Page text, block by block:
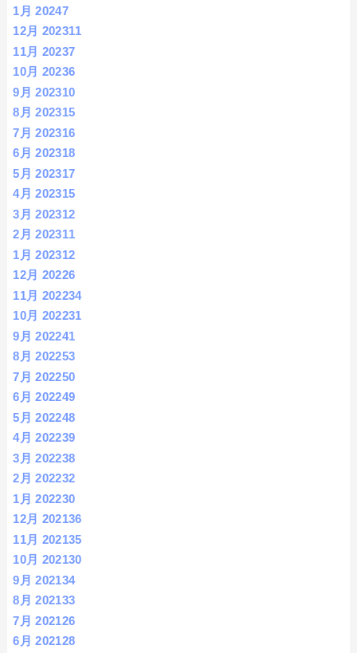
1月 20247
12月 202311
11月 20237
10月 20236
9月 202310
8月 202315
7月 202316
6月 202318
5月 202317
4月 202315
3月 202312
2月 202311
1月 202312
12月 20226
11月 202234
10月 202231
9月 202241
8月 202253
7月 202250
6月 202249
5月 202248
4月 202239
3月 202238
2月 202232
1月 202230
12月 202136
11月 202135
10月 202130
9月 202134
8月 202133
7月 202126
6月 202128